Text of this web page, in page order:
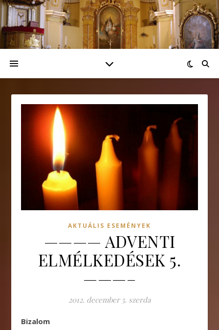
AKTUÁLIS ESEMÉNYEK
———— ADVENTI
ELMÉLKEDÉSEK 5.
———–
2012. december 5. szerda
Bizalom